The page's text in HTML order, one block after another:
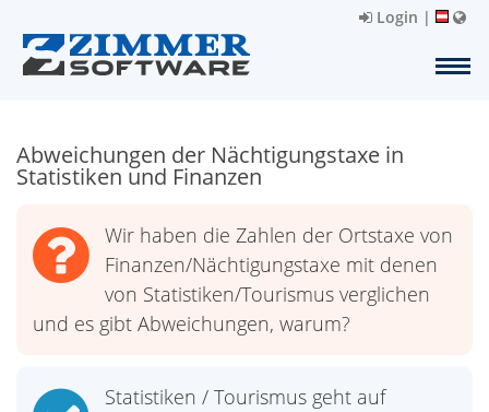
Login |
Abweichungen der Nächtigungstaxe in
Statistiken und Finanzen
Wir haben die Zahlen der Ortstaxe von
Finanzen/Nächtigungstaxe mit denen
von Statistiken/Tourismus verglichen
und es gibt Abweichungen, warum?
Statistiken / Tourismus geht auf